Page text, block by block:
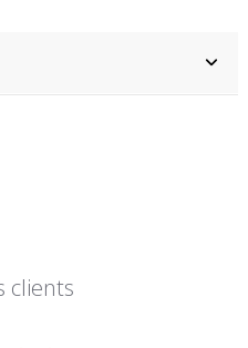
clients